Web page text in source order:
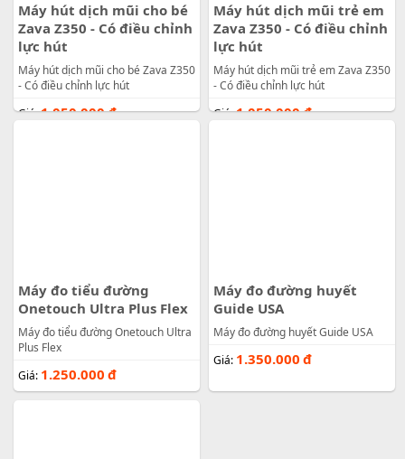
Máy hút dịch mũi cho bé
Zava Z350 - Có điều chỉnh
lực hút
Máy hút dịch mũi cho bé Zava Z350
- Có điều chỉnh lực hút
Giá:1.050.000đ
Máy hút dịch mũi trẻ em
Zava Z350 - Có điều chỉnh
lực hút
Máy hút dịch mũi trẻ em Zava Z350
- Có điều chỉnh lực hút
Giá:1.050.000đ
Máy đo tiểu đường
Onetouch Ultra Plus Flex
Máy đo tiểu đường Onetouch Ultra
Plus Flex
Giá: 1.250.000 đ
Máy đo đường huyết
Guide USA
Máy đo đường huyết Guide USA
Giá: 1.350.000 đ